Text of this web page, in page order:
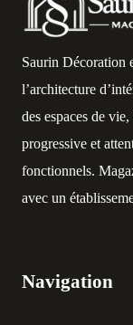
Saurin Décoration
l’architecture
des espaces de
progressive et
fonctionnels.
avec un
Navigation